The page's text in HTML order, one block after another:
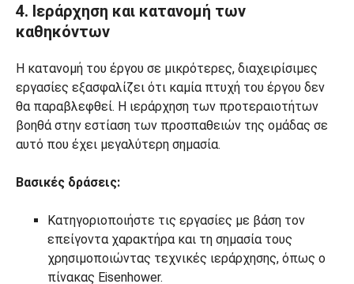
4. Ιεράρχηση και κατανομή των
καθηκόντων
Η κατανομή του έργου σε μικρότερες, διαχειρίσιμες
εργασίες εξασφαλίζει ότι καμία πτυχή του έργου δεν
θα παραβλεφθεί. Η ιεράρχηση των προτεραιοτήτων
βοηθά στην εστίαση των προσπαθειών της ομάδας σε
αυτό που έχει μεγαλύτερη σημασία.
Βασικές δράσεις:
Κατηγοριοποιήστε τις εργασίες με βάση τον
επείγοντα χαρακτήρα και τη σημασία τους
χρησιμοποιώντας τεχνικές ιεράρχησης, όπως ο
πίνακας Eisenhower.